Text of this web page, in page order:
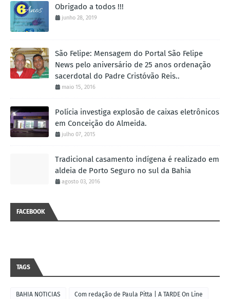
Obrigado a todos !!!
junho 28, 2019
São Felipe: Mensagem do Portal São Felipe
News pelo aniversário de 25 anos ordenação
sacerdotal do Padre Cristóvão Reis..
maio 15, 2016
Polícia investiga explosão de caixas eletrônicos
em Conceição do Almeida.
julho 07, 2015
Tradicional casamento indígena é realizado em
aldeia de Porto Seguro no sul da Bahia
agosto 03, 2016
FACEBOOK
TAGS
BAHIA NOTICIAS Com redação de Paula Pitta | A TARDE On Line